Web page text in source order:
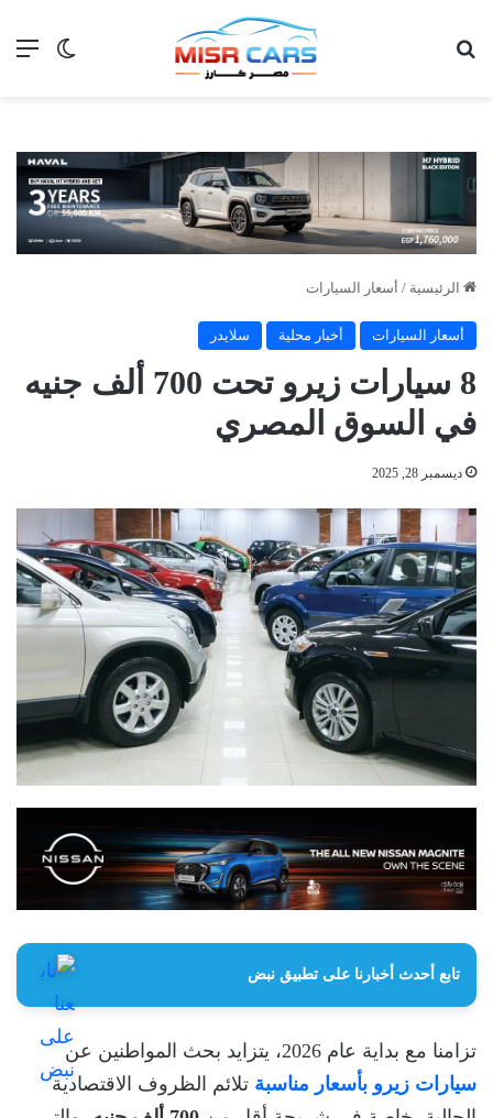
الوضع
الرئيسية / أسعار السيارات
أسعار السيارات أخبار محلية سلايدر
8 سيارات زيرو تحت 700 ألف جنيه
في السوق المصري
ديسمبر 28, 2025
تابع أحدث أخبارنا على تطبيق نبض
تزامنا مع بداية عام 2026، يتزايد بحث المواطنين عن
سيارات زيرو بأسعار مناسبة تلائم الظروف الاقتصادية